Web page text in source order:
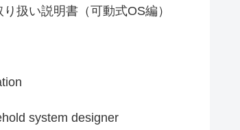
り扱い説明書（可動式OS編）
system designer